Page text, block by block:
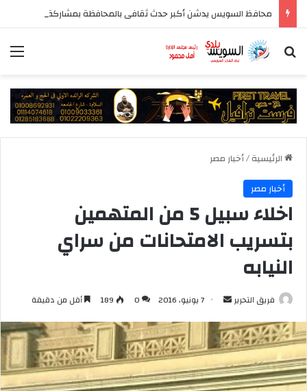
بحث عن
الرئيسية/أخبار مصر
أخبار مصر
اخلاء سبيل 5 من المتهمين
بتسريب الامتحانات من سراي
النيابه
فريق التحرير
أرسل
إلكترونيا
7 يونيو، 2016 0
189 أقل من دقيقة